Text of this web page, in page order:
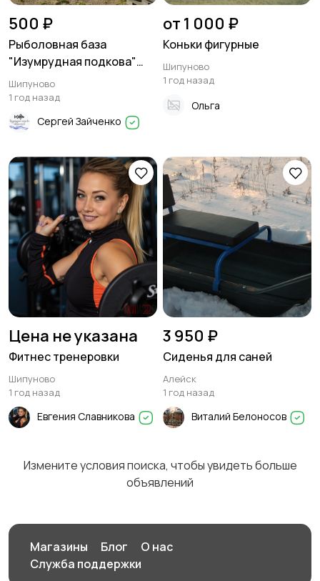
500 ₽
Рыболовная база
"Изумрудная подкова"
приглашает на платную
рыбалку
Шипуново
1 год назад
Сергей Зайченко
от 1 000 ₽
Коньки фигурные
Шипуново
1 год назад
Ольга
Цена не указана
Фитнес тренеровки
Шипуново
1 год назад
Евгения Славникова
3 950 ₽
Сиденья для саней
Алейск
1 год назад
Виталий Белоносов
Измените условия поиска, чтобы увидеть больше
объявлений
Магазины Блог
О нас
Служба поддержки